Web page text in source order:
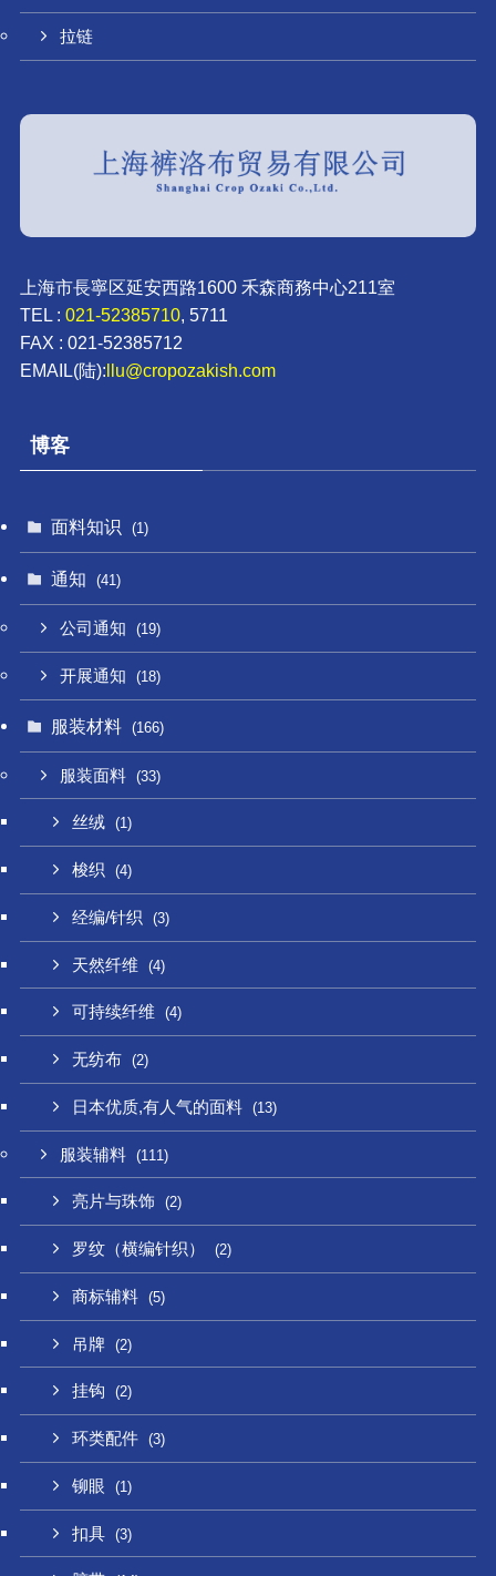
拉链
上海市長寧区延安西路1600 禾森商務中心211室
TEL : 021-52385710, 5711
FAX : 021-52385712
EMAIL(陆):llu@cropozakish.com
博客
面料知识 (1)
通知 (41)
公司通知 (19)
开展通知 (18)
服装材料 (166)
服装面料 (33)
丝绒 (1)
梭织 (4)
经编/针织 (3)
天然纤维 (4)
可持续纤维 (4)
无纺布 (2)
日本优质,有人气的面料 (13)
服装辅料 (111)
亮片与珠饰 (2)
罗纹（横编针织） (2)
商标辅料 (5)
吊牌 (2)
挂钩 (2)
环类配件 (3)
铆眼 (1)
扣具 (3)